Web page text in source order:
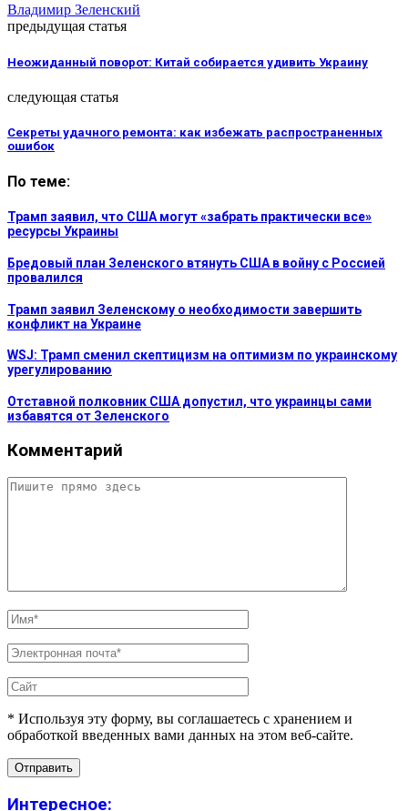
Владимир Зеленский
предыдущая статья
Неожиданный поворот: Китай собирается удивить Украину
следующая статья
Секреты удачного ремонта: как избежать распространенных
ошибок
По теме:
Трамп заявил, что США могут «забрать практически все»
ресурсы Украины
Бредовый план Зеленского втянуть США в войну с Россией
провалился
Трамп заявил Зеленскому о необходимости завершить
конфликт на Украине
WSJ: Трамп сменил скептицизм на оптимизм по украинскому
урегулированию
Отставной полковник США допустил, что украинцы сами
избавятся от Зеленского
Комментарий
* Используя эту форму, вы соглашаетесь с хранением и
обработкой введенных вами данных на этом веб-сайте.
Интересное: